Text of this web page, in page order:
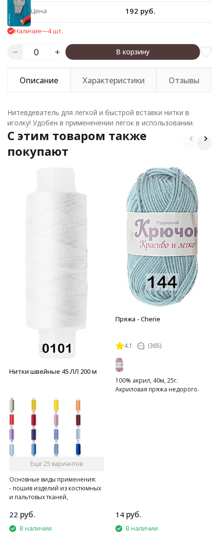
Цена 192 руб.
Наличие—4 шт.
В корзину
Описание Характеристики Отзывы
Нитевдеватель для легкой и быстрой вставки нитки в
иголку! Удобен в примененении легок в использовании.
C этим товаром также
покупают
Нитки швейные 45 ЛЛ 200 м
Ещё 25 вариантов
Основные виды применения:
- пошив изделий из костюмных
и пальтовых тканей,
- при швейно-клеевом
скреплении книг в типографии
22 руб.
В наличии
Пряжа - Cherie
4.1 (365)
100% акрил, 40м, 25г.
Акриловая пряжа недорого.
14 руб.
В наличии